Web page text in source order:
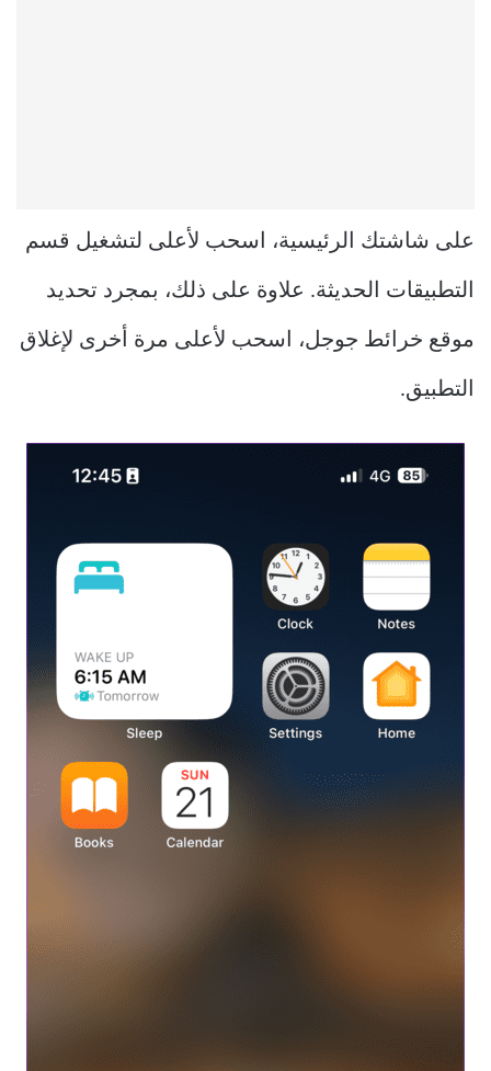
على شاشتك الرئيسية، اسحب لأعلى لتشغيل قسم
التطبيقات الحديثة. علاوة على ذلك، بمجرد تحديد
موقع خرائط جوجل، اسحب لأعلى مرة أخرى لإغلاق
التطبيق.